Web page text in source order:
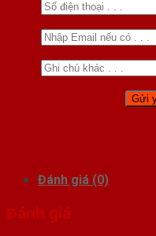
Đánh giá (0)
Đánh giá